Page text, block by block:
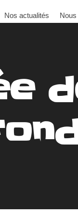
Nos actualités